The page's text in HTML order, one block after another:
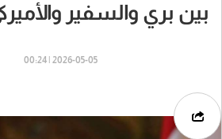
بين بري والسفير
2026-05-05 | 00:24